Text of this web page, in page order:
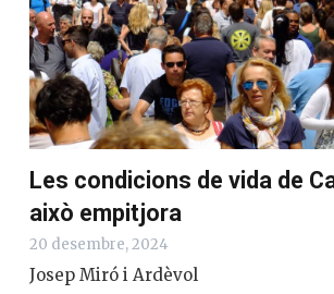
Les condicions de vida de
això empitjora
20 desembre, 2024
Josep Miró i Ardèvol